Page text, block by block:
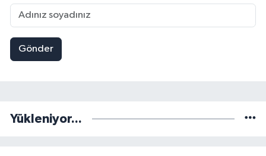
Gönder
Yükleniyor...